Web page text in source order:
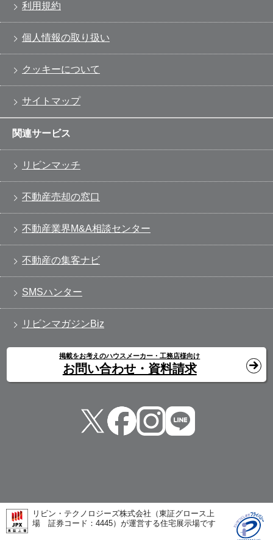
利用規約
個人情報の取り扱い
クッキーについて
サイトマップ
関連サービス
リビンマッチ
不動産売却の窓口
不動産業界M&A相談センター
不動産の集客ナビ
SMSハンター
リビンマガジンBiz
掲載をお考えのハウスメーカー・工務店様向け
お問い合わせ・資料請求
リビン・テクノロジーズ株式会社（東証グロース上
場 証券コード：4445）が運営する住宅展示場です